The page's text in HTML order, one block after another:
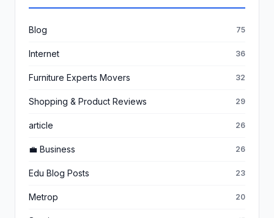
Blog 75
Internet 36
Furniture Experts Movers 32
Shopping & Product Reviews 29
article 26
💼 Business 26
Edu Blog Posts 23
Metrop 20